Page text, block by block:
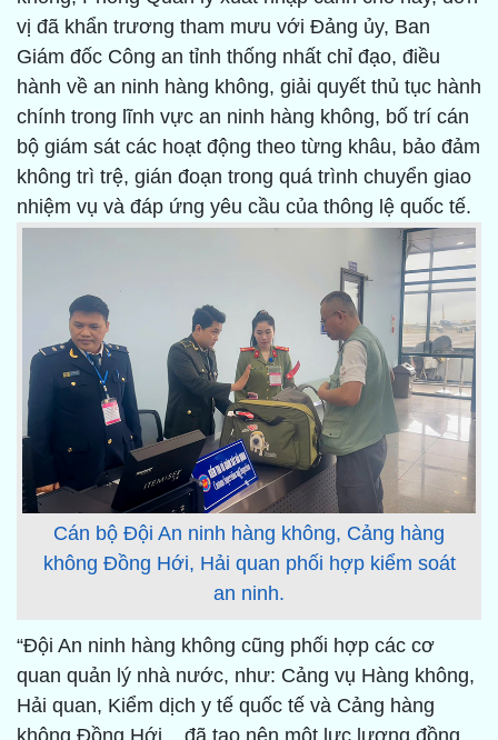
vị đã khẩn trương tham mưu với Đảng ủy, Ban
Giám đốc Công an tỉnh thống nhất chỉ đạo, điều
hành về an ninh hàng không, giải quyết thủ tục hành
chính trong lĩnh vực an ninh hàng không, bố trí cán
bộ giám sát các hoạt động theo từng khâu, bảo đảm
không trì trệ, gián đoạn trong quá trình chuyển giao
nhiệm vụ và đáp ứng yêu cầu của thông lệ quốc tế.
Cán bộ Đội An ninh hàng không, Cảng hàng
không Đồng Hới, Hải quan phối hợp kiểm soát
an ninh.
“Đội An ninh hàng không cũng phối hợp các cơ
quan quản lý nhà nước, như: Cảng vụ Hàng không,
Hải quan, Kiểm dịch y tế quốc tế và Cảng hàng